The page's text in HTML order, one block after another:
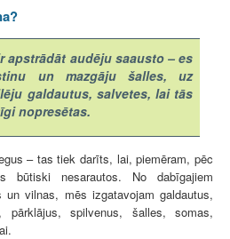
apstrādāt audēju saausto – es
un mazgāju šalles, uz
galdautus, salvetes, lai tās
nopresētas.
– tas tiek darīts, lai, piemēram, pēc
būtiski nesarautos. No dabīgajiem
vilnas, mēs izgatavojam galdautus,
pārklājus, spilvenus, šalles, somas,